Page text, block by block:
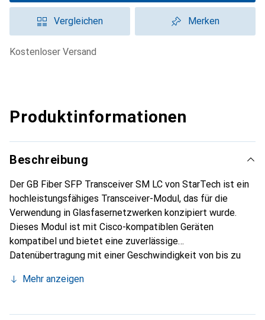
Vergleichen Merken
kostenloser Versand
Produktinformationen
Beschreibung
Der GB Fiber SFP Transceiver SM LC von StarTech ist ein
hochleistungsfähiges Transceiver-Modul, das für die
Verwendung in Glasfasernetzwerken konzipiert wurde.
Dieses Modul ist mit Cisco-kompatiblen Geräten
kompatibel und bietet eine zuverlässige
Datenübertragung mit einer Geschwindigkeit von bis zu
es eine maximale Übertragungsreichweite von bis zu 10
macht. Der SFP (Mini-GBIC)-Formfaktor sorgt für eine
Mehr anzeigen